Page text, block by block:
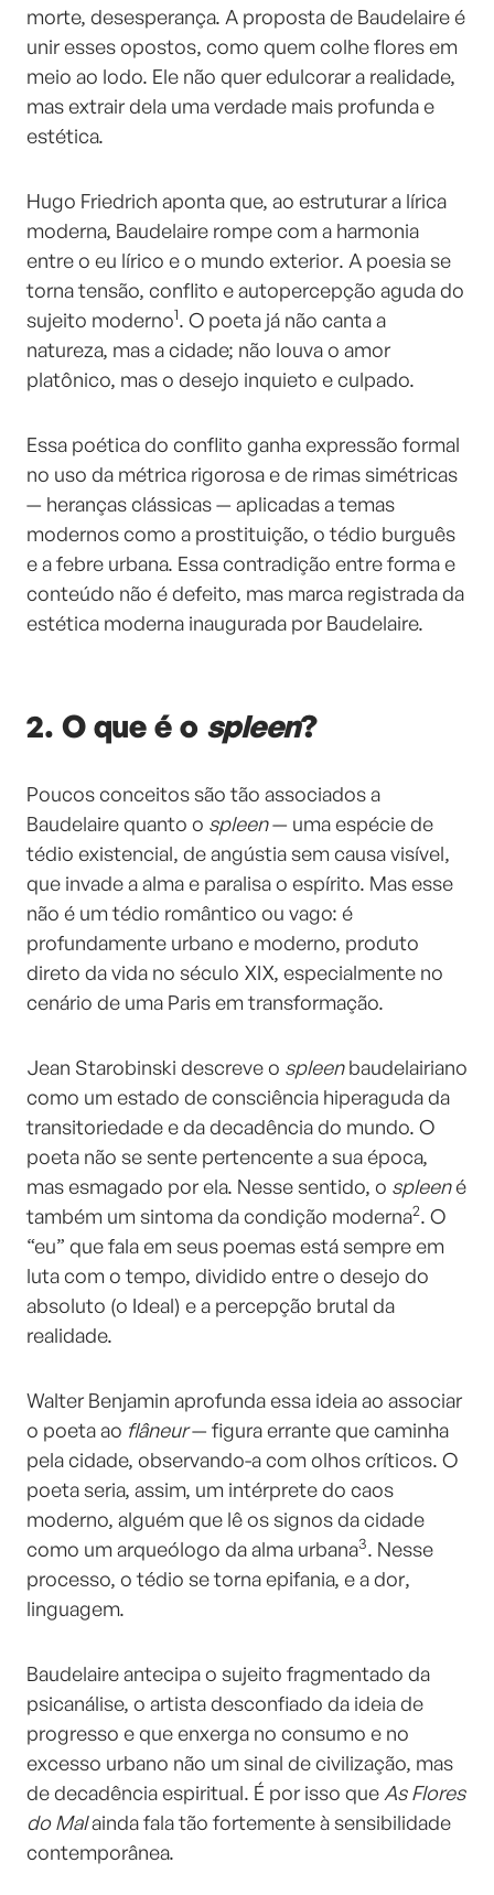
morte, desesperança. A proposta de Baudelaire é
unir esses opostos, como quem colhe flores em
meio ao lodo. Ele não quer edulcorar a realidade,
mas extrair dela uma verdade mais profunda e
estética.
Hugo Friedrich aponta que, ao estruturar a lírica
moderna, Baudelaire rompe com a harmonia
entre o eu lírico e o mundo exterior. A poesia se
torna tensão, conflito e autopercepção aguda do
sujeito moderno1. O poeta já não canta a
natureza, mas a cidade; não louva o amor
platônico, mas o desejo inquieto e culpado.
Essa poética do conflito ganha expressão formal
no uso da métrica rigorosa e de rimas simétricas
— heranças clássicas — aplicadas a temas
modernos como a prostituição, o tédio burguês
e a febre urbana. Essa contradição entre forma e
conteúdo não é defeito, mas marca registrada da
estética moderna inaugurada por Baudelaire.
2. O que é o spleen?
Poucos conceitos são tão associados a
Baudelaire quanto o spleen— uma espécie de
tédio existencial, de angústia sem causa visível,
que invade a alma e paralisa o espírito. Mas esse
não é um tédio romântico ou vago: é
profundamente urbano e moderno, produto
direto da vida no século XIX, especialmente no
cenário de uma Paris em transformação.
Jean Starobinski descreve o spleenbaudelairiano
como um estado de consciência hiperaguda da
transitoriedade e da decadência do mundo. O
poeta não se sente pertencente a sua época,
mas esmagado por ela. Nesse sentido, o spleené
também um sintoma da condição moderna2. O
“eu” que fala em seus poemas está sempre em
luta com o tempo, dividido entre o desejo do
absoluto (o Ideal) e a percepção brutal da
realidade.
Walter Benjamin aprofunda essa ideia ao associar
o poeta ao flâneur— figura errante que caminha
pela cidade, observando-a com olhos críticos. O
poeta seria, assim, um intérprete do caos
moderno, alguém que lê os signos da cidade
como um arqueólogo da alma urbana3. Nesse
processo, o tédio se torna epifania, e a dor,
linguagem.
Baudelaire antecipa o sujeito fragmentado da
psicanálise, o artista desconfiado da ideia de
progresso e que enxerga no consumo e no
excesso urbano não um sinal de civilização, mas
de decadência espiritual. É por isso que As Flores
do Malainda fala tão fortemente à sensibilidade
contemporânea.